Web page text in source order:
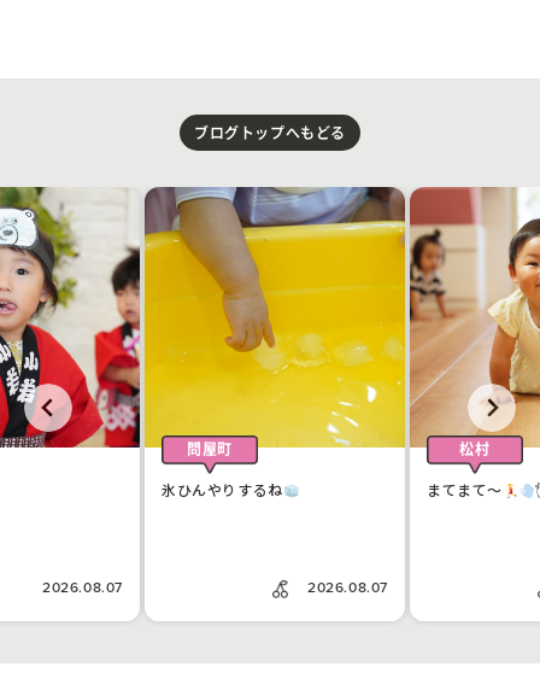
ブログトップへもどる
2026.08.07
問屋町
氷ひんやりするね
2026.08.07
松村
まてまて〜